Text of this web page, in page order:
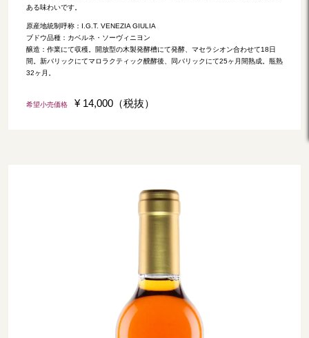
ある味わいです。
原産地統制呼称：I.G.T. VENEZIA GIULIA
ブドウ品種：カベルネ・ソーヴィニヨン
醸造：作業にて収穫。開放型の木製発酵槽にて発酵、マセラシオン合わせて18日
間。新バリックにてマロラクティック醗酵後、同バリックにて25ヶ月間熟成。瓶熟
32ヶ月。
希望小売価格 ¥ 14,000（税抜）